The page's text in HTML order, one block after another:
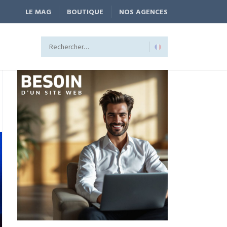
LE MAG BOUTIQUE NOS AGENCES